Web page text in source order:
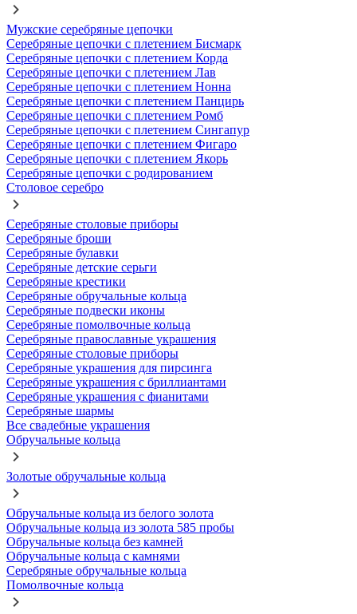
Мужские серебряные цепочки
Серебряные цепочки с плетением Бисмарк
Серебряные цепочки с плетением Корда
Серебряные цепочки с плетением Лав
Серебряные цепочки с плетением Нонна
Серебряные цепочки с плетением Панцирь
Серебряные цепочки с плетением Ромб
Серебряные цепочки с плетением Сингапур
Серебряные цепочки с плетением Фигаро
Серебряные цепочки с плетением Якорь
Серебряные цепочки с родированием
Столовое серебро
Серебряные столовые приборы
Серебряные броши
Серебряные булавки
Серебряные детские серьги
Серебряные крестики
Серебряные обручальные кольца
Серебряные подвески иконы
Серебряные помолвочные кольца
Серебряные православные украшения
Серебряные столовые приборы
Серебряные украшения для пирсинга
Серебряные украшения с бриллиантами
Серебряные украшения с фианитами
Серебряные шармы
Все свадебные украшения
Обручальные кольца
Золотые обручальные кольца
Обручальные кольца из белого золота
Обручальные кольца из золота 585 пробы
Обручальные кольца без камней
Обручальные кольца с камнями
Серебряные обручальные кольца
Помолвочные кольца